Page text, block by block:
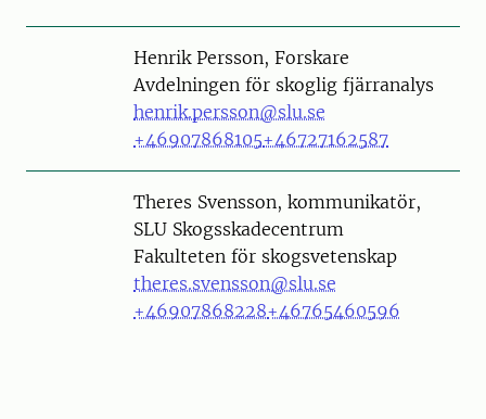
PersonHenrik Persson, Forskare
Avdelningen för skoglig fjärranalys
henrik.persson@slu.se
+46907868105+46727162587
PersonTheres Svensson, kommunikatör,
SLU Skogsskadecentrum
Fakulteten för skogsvetenskap
theres.svensson@slu.se
+46907868228+46765460596